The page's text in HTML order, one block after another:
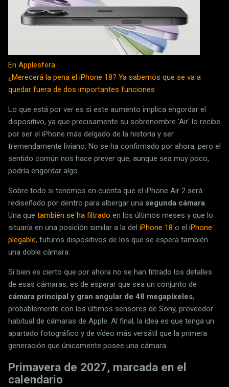
En Applesfera
¿Merecerá la pena el iPhone 18? Ya sabemos que se va a
quedar fuera de dos importantes funciones
Lo que está por ver es si este aumento implica engordar el
dispositivo, ya que precisamente su sobrenombre 'Air' lo recibe
por ser el iPhone más delgado de la historia y ser
tremendamente liviano. No se ha confirmado por ahora, pero el
sentido común nos hace prever que, aunque sea muy poco,
podría engordar algo.
Sobre todo si tenemos en cuenta que el iPhone Air 2 será
rediseñado por dentro para albergar una segunda cámara.
Una que también se ha filtrado en los últimos meses y que lo
situaría en una posición similar a la del iPhone 18 o el iPhone
plegable, futuros dispositivos de los que se espera también
una doble cámara.
Si bien es cierto que por ahora no se han filtrado los detalles
de esas cámaras, es de esperar que sea un conjunto de
cámara principal y gran angular de 48 megapíxeles,
probablemente con los últimos sensores de Sony, proveedor
habitual de cámaras de Apple. Al final, la idea es que tenga un
apartado fotográfico y de vídeo más versátil que la primera
generación que únicamente posee una cámara.
Primavera de 2027, marcada en el
calendario